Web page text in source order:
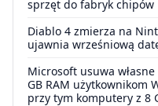
sprzęt do fabryk chipów
Diablo 4 zmierza na
ujawnia wrześniową
Microsoft usuwa
GB RAM użytkownikom
przy tym komputery z 8